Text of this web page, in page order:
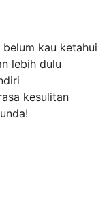
kau ketahui
lebih dulu
kesulitan